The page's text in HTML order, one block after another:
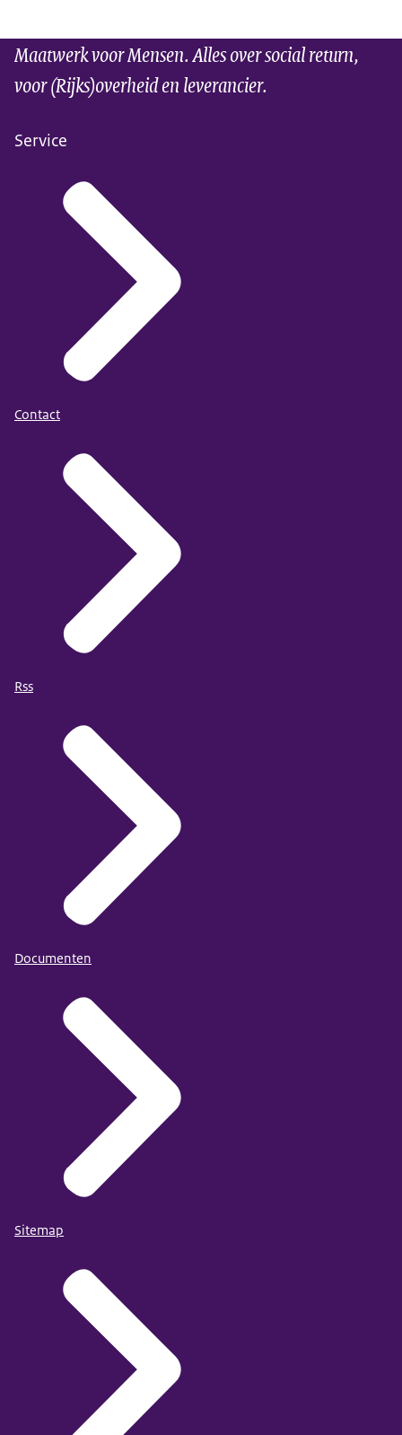
Maatwerk voor Mensen. Alles over social return,
voor (Rijks)overheid en leverancier.
Service
Contact
Rss
Documenten
Sitemap